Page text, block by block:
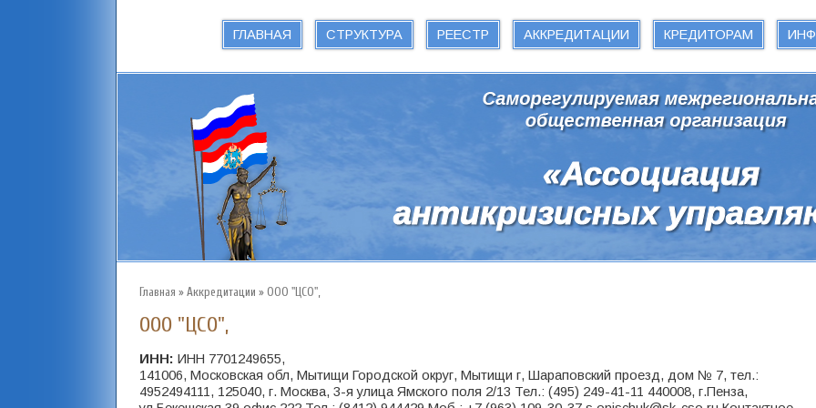
ГЛАВНАЯ СТРУКТУРА РЕЕСТР АККРЕДИТАЦИИ КРЕДИТОРАМ
Главная » Аккредитации » ООО "ЦСО",
ООО "ЦСО",
ИНН: ИНН 7701249655,
141006, Московская обл, Мытищи Городской округ, Мытищи г, Шараповский проезд, дом № 7, тел.:
4952494111, 125040, г. Москва, 3-я улица Ямского поля 2/13 Тел.: (495) 249-41-11 440008, г.Пенза,